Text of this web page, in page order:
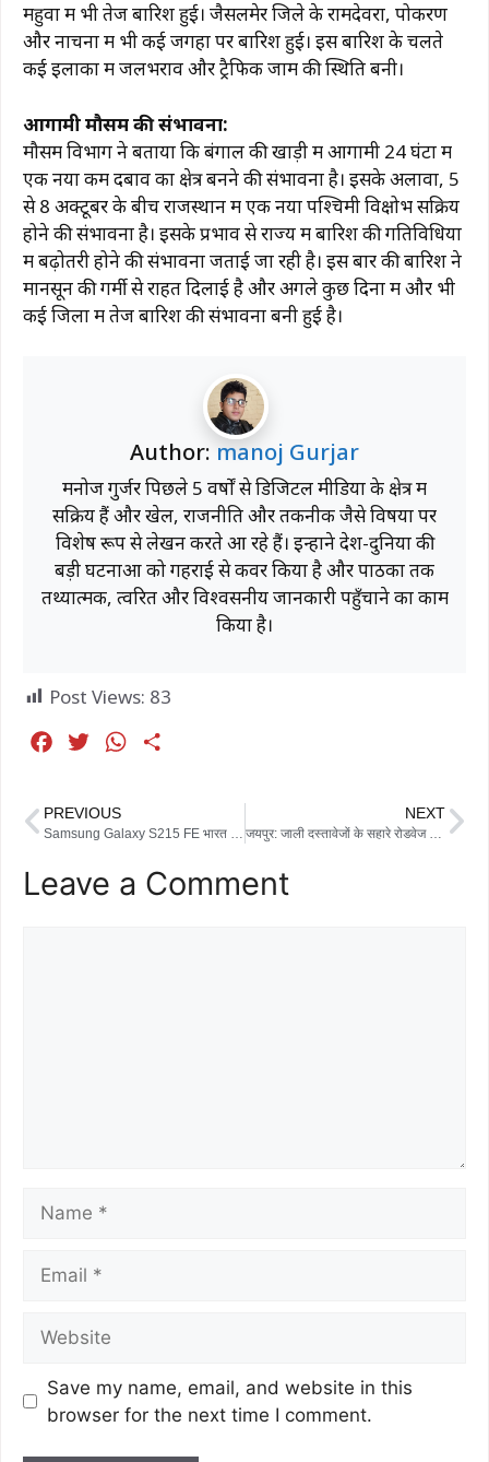
महुवा में भी तेज बारिश हुई। जैसलमेर जिले के रामदेवरा, पोकरण
और नाचना में भी कई जगहों पर बारिश हुई। इस बारिश के चलते
कई इलाकों में जलभराव और ट्रैफिक जाम की स्थिति बनी।
आगामी मौसम की संभावना:
मौसम विभाग ने बताया कि बंगाल की खाड़ी में आगामी 24 घंटों में
एक नया कम दबाव का क्षेत्र बनने की संभावना है। इसके अलावा, 5
से 8 अक्टूबर के बीच राजस्थान में एक नया पश्चिमी विक्षोभ सक्रिय
होने की संभावना है। इसके प्रभाव से राज्य में बारिश की गतिविधियों
में बढ़ोतरी होने की संभावना जताई जा रही है। इस बार की बारिश ने
मानसून की गर्मी से राहत दिलाई है और अगले कुछ दिनों में और भी
कई जिलों में तेज बारिश की संभावना बनी हुई है।
Author: manoj Gurjar
मनोज गुर्जर पिछले 5 वर्षों से डिजिटल मीडिया के क्षेत्र में
सक्रिय हैं और खेल, राजनीति और तकनीक जैसे विषयों पर
विशेष रूप से लेखन करते आ रहे हैं। इन्होंने देश-दुनिया की
बड़ी घटनाओं को गहराई से कवर किया है और पाठकों तक
तथ्यात्मक, त्वरित और विश्वसनीय जानकारी पहुँचाने का काम
किया है।
Post Views: 83
e
o
t
e
W
t
A
r
PREVIOUS NEXT
Leave a Comment
Save my name, email, and website in this
browser for the next time I comment.